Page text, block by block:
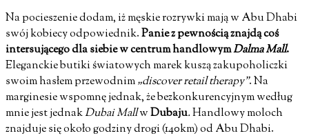
Na pocieszenie dodam, iż męskie rozrywki mają w Abu Dhabi
swój kobiecy odpowiednik.Panie z pewnością znajdą coś
intersującego dla siebie w centrum handlowymDalma Mall.
Eleganckie butiki światowych marek kuszą zakupoholiczki
swoim hasłem przewodnim„discover retail therapy”. Na
marginesie wspomnę jednak, że bezkonkurencyjnym według
mnie jest jednakDubai MallwDubaju.Handlowy moloch
znajduje się około godziny drogi (140km) od Abu Dhabi.